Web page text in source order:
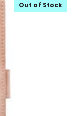
Out of Stock